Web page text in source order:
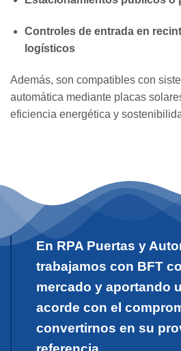
Controles de entrada en
logísticos
Además, son compatibles con
automática mediante placas
eficiencia energética y
En RPA Puertas y
trabajamos con BFT
mercado y aportando
acorde con el
convertirnos en su